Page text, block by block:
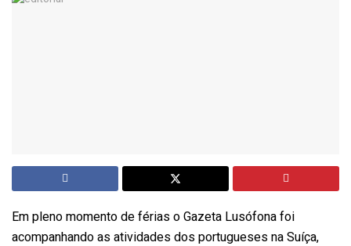
Em pleno momento de férias o Gazeta Lusófona foi
acompanhando as atividades dos portugueses na Suíça,